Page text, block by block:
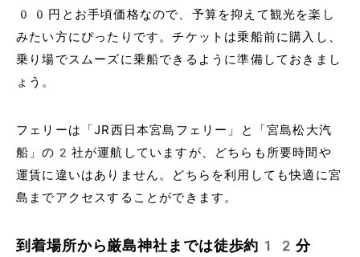
00円とお手頃価格なので、予算を抑えて観光を楽し
みたい方にぴったりです。チケットは乗船前に購入し、
乗り場でスムーズに乗船できるように準備しておきまし
ょう。
フェリーは「JR西日本宮島フェリー」と「宮島松大汽
船」の2社が運航していますが、どちらも所要時間や
運賃に違いはありません。どちらを利用しても快適に宮
島までアクセスすることができます。
到着場所から厳島神社までは徒歩約12分